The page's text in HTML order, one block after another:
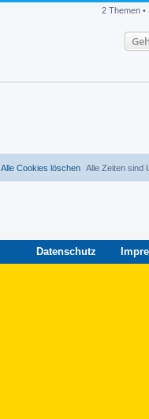
2 Themen •
Alle Zeiten sind
Alle Cookies löschen
Datenschutz